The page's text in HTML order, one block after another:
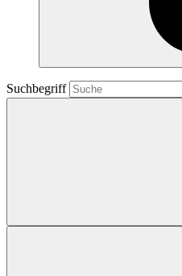
Suchbegriff